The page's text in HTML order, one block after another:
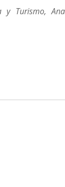
y Turismo, Ana